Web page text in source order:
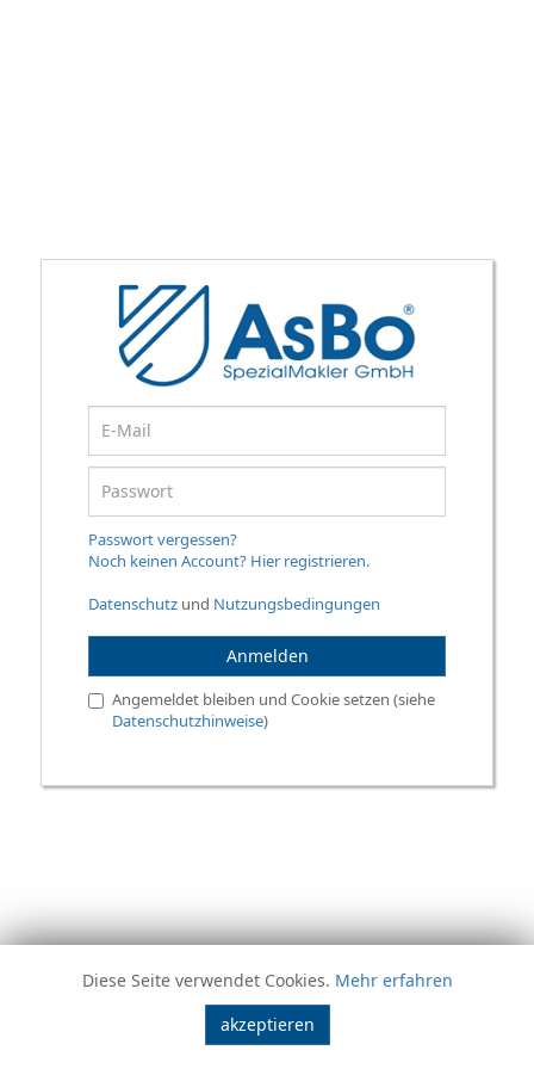
Passwort vergessen?
Noch keinen Account? Hier registrieren.
Datenschutz und Nutzungsbedingungen
Anmelden
Angemeldet bleiben und Cookie setzen (siehe
Datenschutzhinweise)
Impressum|AGB|
Diese Seite verwendet Cookies. Mehr erfahren
akzeptieren